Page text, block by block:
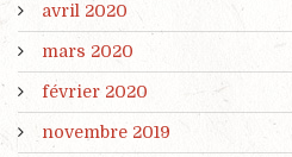
avril 2020
mars 2020
février 2020
novembre 2019